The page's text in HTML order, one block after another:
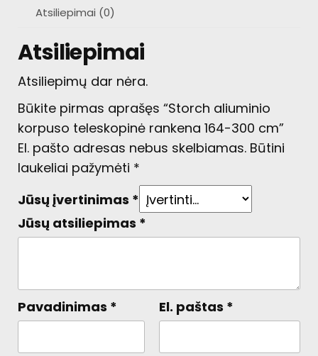
Atsiliepimai (0)
Atsiliepimai
Atsiliepimų dar nėra.
Būkite pirmas aprašęs “Storch aliuminio
korpuso teleskopinė rankena 164-300 cm”
El. pašto adresas nebus skelbiamas. Būtini
laukeliai pažymėti *
Jūsų įvertinimas *
Jūsų atsiliepimas *
Pavadinimas * El. paštas *